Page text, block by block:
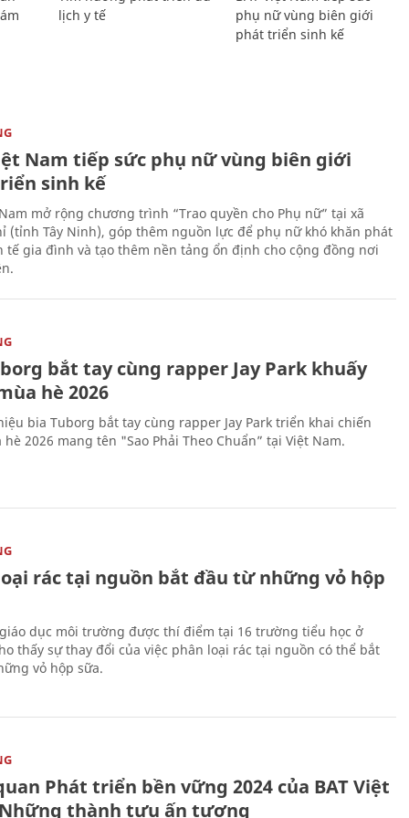
lịch y tế
phụ nữ vùng biên giới
phát triển sinh kế
Nam tiếp sức phụ nữ vùng biên giới
sinh kế
mở rộng chương trình “Trao quyền cho Phụ nữ” tại xã
(tỉnh Tây Ninh), góp thêm nguồn lực để phụ nữ khó khăn phát
tế gia đình và tạo thêm nền tảng ổn định cho cộng đồng nơi
bắt tay cùng rapper Jay Park khuấy
hè 2026
bia Tuborg bắt tay cùng rapper Jay Park triển khai chiến
2026 mang tên "Sao Phải Theo Chuẩn” tại Việt Nam.
rác tại nguồn bắt đầu từ những vỏ hộp
dục môi trường được thí điểm tại 16 trường tiểu học ở
thấy sự thay đổi của việc phân loại rác tại nguồn có thể bắt
vỏ hộp sữa.
Phát triển bền vững 2024 của BAT Việt
thành tựu ấn tượng